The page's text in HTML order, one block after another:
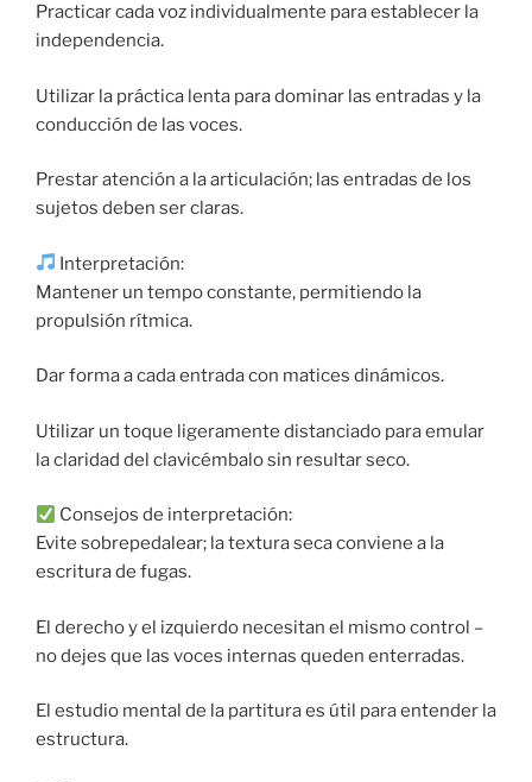
Practicar cada voz individualmente para establecer la
independencia.
Utilizar la práctica lenta para dominar las entradas y la
conducción de las voces.
Prestar atención a la articulación; las entradas de los
sujetos deben ser claras.
Interpretación:
Mantener un tempo constante, permitiendo la
propulsión rítmica.
Dar forma a cada entrada con matices dinámicos.
Utilizar un toque ligeramente distanciado para emular
la claridad del clavicémbalo sin resultar seco.
Consejos de interpretación:
Evite sobrepedalear; la textura seca conviene a la
escritura de fugas.
El derecho y el izquierdo necesitan el mismo control –
no dejes que las voces internas queden enterradas.
El estudio mental de la partitura es útil para entender la
estructura.